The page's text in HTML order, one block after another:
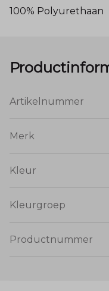
100% Polyurethaan
Artikelnummer
Merk
Kleur
Kleurgroep
Productnummer